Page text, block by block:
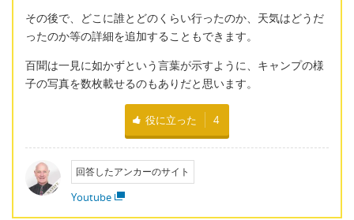
その後で、どこに誰とどのくらい行ったのか、天気はどうだ
ったのか等の詳細を追加することもできます。
百聞は一見に如かずという言葉が示すように、キャンプの様
子の写真を数枚載せるのもありだと思います。
役に立った 4
回答したアンカーのサイト
Youtube